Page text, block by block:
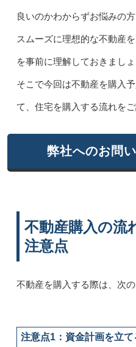
良いのかわからずお悩みの
スムーズに理想的な不動産
を事前に理解しておきましょ
そこで今回は不動産を購入
て、住宅を購入する流れをご
弊社へのお問
不動産購入の流
注意点
不動産を購入する際は、次
注意点1：資金計画を立て